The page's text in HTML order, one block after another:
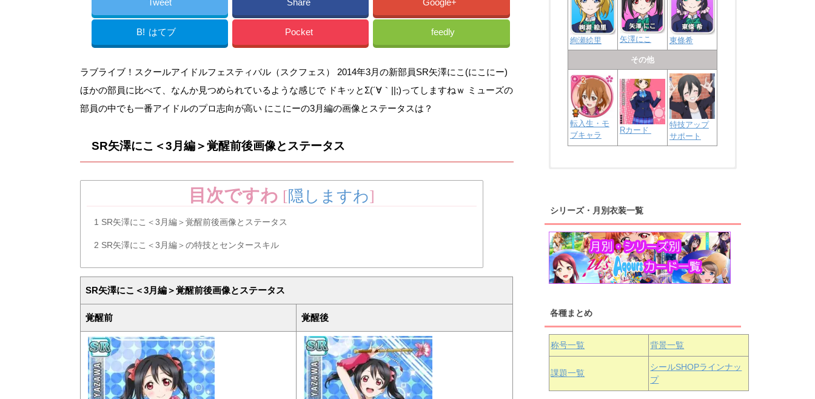
B! はてブ Pocket feedly
ラブライブ！スクールアイドルフェスティバル（スクフェス） 2014年3月の新部員SR矢澤にこ(にこにー)
ほかの部員に比べて、なんか見つめられているような感じで ドキッとΣ(´∀｀||;)ってしますねｗ ミューズの
部員の中でも一番アイドルのプロ志向が高い にこにーの3月編の画像とステータスは？
SR矢澤にこ＜3月編＞覚醒前後画像とステータス
目次ですわ [隠しますわ]
1 SR矢澤にこ＜3月編＞覚醒前後画像とステータス
2 SR矢澤にこ＜3月編＞の特技とセンタースキル
SR矢澤にこ＜3月編＞覚醒前後画像とステータス
覚醒前 覚醒後
絢瀬絵里 矢澤にこ 東條希
その他
転入生・モ
ブキャラ
Rカード
特技アップ
サポート
桜内梨子 高海千歌 渡辺曜
浦の星女学院1年生
津島善子 黒澤ルビィ 国木田花丸
浦の星女学院3年生
上原歩夢 宮下愛 優木せつ菜
虹ヶ咲学園1年生
中須かすみ 天王寺璃奈 桜坂しずく
シリーズ・月別衣装一覧
各種まとめ
称号一覧 背景一覧
課題一覧
シールSHOPラインナッ
プ